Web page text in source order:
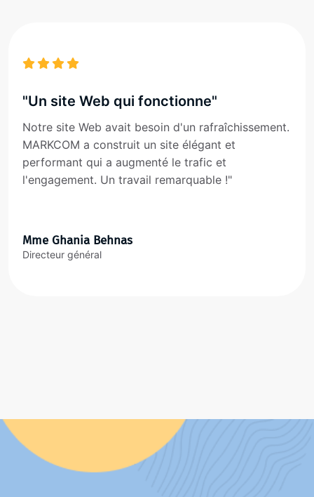
"Un site Web qui fonctionne"
Notre site Web avait besoin d'un rafraîchissement.
MARKCOM a construit un site élégant et
performant qui a augmenté le trafic et
l'engagement. Un travail remarquable !"
Mme Ghania Behnas
Directeur général